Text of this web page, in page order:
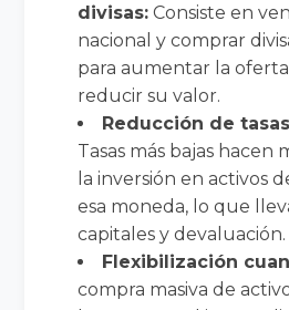
divisas: Consiste en
nacional y comprar
para aumentar la
reducir su valor.
Reducción de
Tasas más bajas hacen
la inversión en activos
esa moneda, lo que
capitales y devaluación.
Flexibilización
compra masiva de